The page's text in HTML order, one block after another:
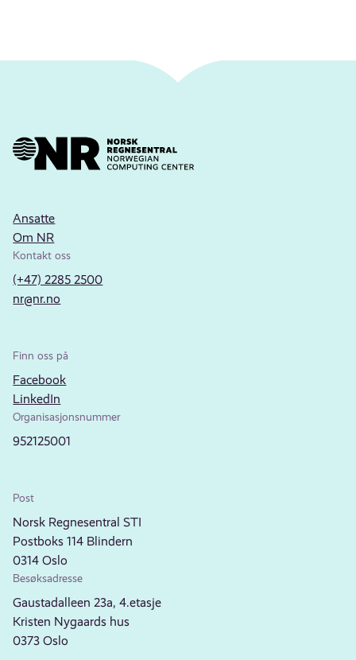
Ansatte
Om NR
Kontakt oss
(+47) 2285 2500
nr@nr.no
Finn oss på
Facebook
LinkedIn
Organisasjonsnummer
952125001
Post
Norsk Regnesentral STI
Postboks 114 Blindern
0314 Oslo
Besøksadresse
Gaustadalleen 23a, 4.etasje
Kristen Nygaards hus
0373 Oslo